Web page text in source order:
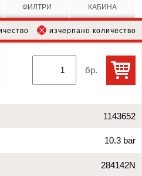
ФИЛТРИ КАБИНА
изчерпано количество
бр.
1143652
10.3 bar
284142N